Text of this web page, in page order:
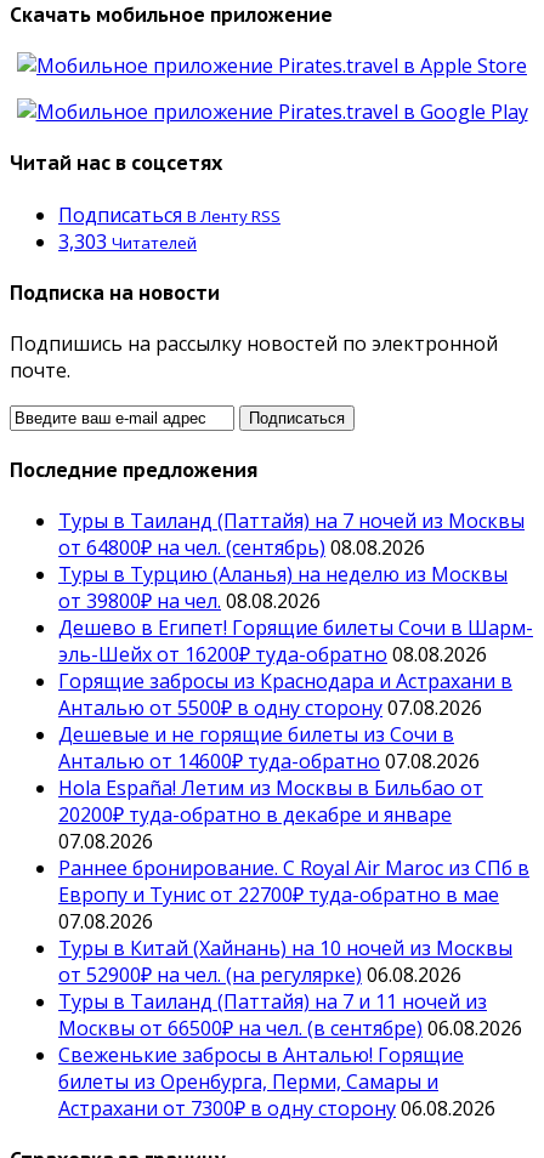
Скачать мобильное приложение
Читай нас в соцсетях
Подписаться В Ленту RSS
3,303 Читателей
Подписка на новости
Подпишись на рассылку новостей по электронной
почте.
Последние предложения
Туры в Таиланд (Паттайя) на 7 ночей из Москвы
от 64800₽ на чел. (сентябрь) 08.08.2026
Туры в Турцию (Аланья) на неделю из Москвы
от 39800₽ на чел. 08.08.2026
Дешево в Египет! Горящие билеты Сочи в Шарм-
эль-Шейх от 16200₽ туда-обратно 08.08.2026
Горящие забросы из Краснодара и Астрахани в
Анталью от 5500₽ в одну сторону07.08.2026
Дешевые и не горящие билеты из Сочи в
Анталью от 14600₽ туда-обратно 07.08.2026
Hola España! Летим из Москвы в Бильбао от
20200₽ туда-обратно в декабре и январе
07.08.2026
Раннее бронирование. С Royal Air Maroc из СПб в
Европу и Тунис от 22700₽ туда-обратно в мае
07.08.2026
Туры в Китай (Хайнань) на 10 ночей из Москвы
от 52900₽ на чел. (на регулярке) 06.08.2026
Туры в Таиланд (Паттайя) на 7 и 11 ночей из
Москвы от 66500₽ на чел. (в сентябре) 06.08.2026
Свеженькие забросы в Анталью! Горящие
билеты из Оренбурга, Перми, Самары и
Астрахани от 7300₽ в одну сторону06.08.2026